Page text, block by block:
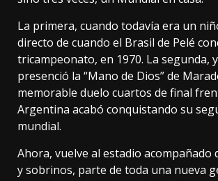
La primera, cuando todavía era un
directo de cuando el Brasil de Pelé
tricampeonato, en 1970. La segunda,
presenció la “Mano de Dios” de
memorable duelo cuartos de final
Argentina acabó conquistando su
mundial.
Ahora, vuelve al estadio acompañado
y sobrinos, parte de toda una nueva